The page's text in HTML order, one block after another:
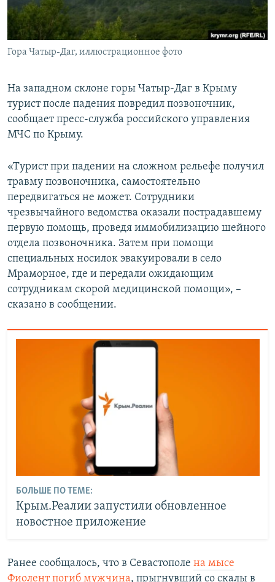
ПОБЕДИТЕЛЕЙ НЕ СУДЯТ?
КРЫМ.НЕПОКОРЕННЫЙ
ELIFBE
ПРИСОЕДИНЯЙТЕСЬ!
Все сайты RFE/RL
Гора Чатыр-Даг, иллюстрационное фото
На западном склоне горы Чатыр-Даг в Крыму
турист после падения повредил позвоночник,
сообщает пресс-служба российского управления
МЧС по Крыму.
«Турист при падении на сложном рельефе получил
травму позвоночника, самостоятельно
передвигаться не может. Сотрудники
чрезвычайного ведомства оказали пострадавшему
первую помощь, проведя иммобилизацию шейного
отдела позвоночника. Затем при помощи
специальных носилок эвакуировали в село
Мраморное, где и передали ожидающим
сотрудникам скорой медицинской помощи», –
сказано в сообщении.
БОЛЬШЕ ПО ТЕМЕ:
Крым.Реалии запустили обновленное
новостное приложение
Ранее сообщалось, что в Севастополе на мысе
Фиолент погиб мужчина, прыгнувший со скалы в